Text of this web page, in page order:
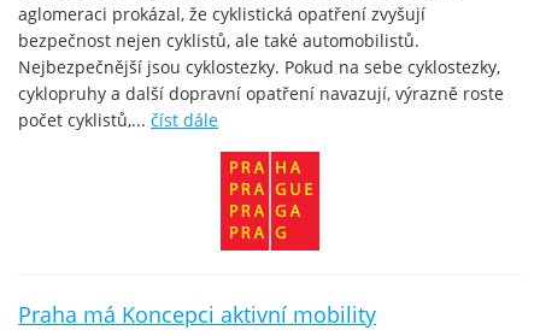
aglomeraci prokázal, že cyklistická opatření zvyšují
bezpečnost nejen cyklistů, ale také automobilistů.
Nejbezpečnější jsou cyklostezky. Pokud na sebe cyklostezky,
cyklopruhy a další dopravní opatření navazují, výrazně roste
počet cyklistů,... číst dále
Praha má Koncepci aktivní mobility